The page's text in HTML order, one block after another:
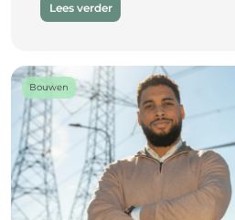
Lees verder
Bouwen